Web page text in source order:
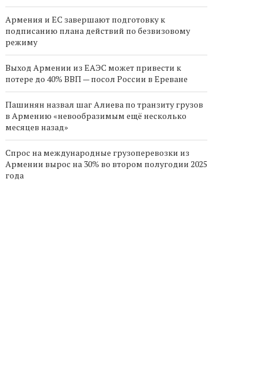
Армения и ЕС завершают подготовку к
подписанию плана действий по безвизовому
режиму
Выход Армении из ЕАЭС может привести к
потере до 40% ВВП — посол России в Ереване
Пашинян назвал шаг Алиева по транзиту грузов
в Армению «невообразимым ещё несколько
месяцев назад»
Спрос на международные грузоперевозки из
Армении вырос на 30% во втором полугодии 2025
года